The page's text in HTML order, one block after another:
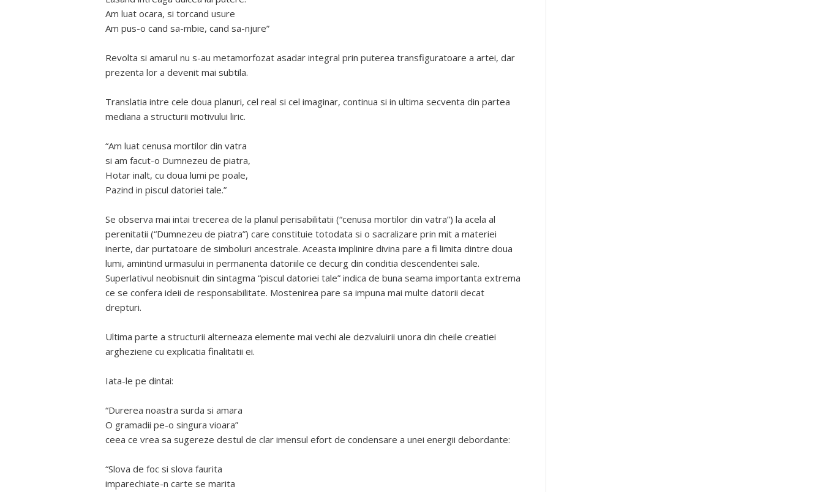
Am luat ocara, si torcand usure
Am pus-o cand sa-mbie, cand sa-njure”
Revolta si amarul nu s-au metamorfozat asadar integral prin puterea transfiguratoare a artei, dar
prezenta lor a devenit mai subtila.
Translatia intre cele doua planuri, cel real si cel imaginar, continua si in ultima secventa din partea
mediana a structurii motivului liric.
“Am luat cenusa mortilor din vatra
si am facut-o Dumnezeu de piatra,
Hotar inalt, cu doua lumi pe poale,
Pazind in piscul datoriei tale.”
Se observa mai intai trecerea de la planul perisabilitatii (“cenusa mortilor din vatra”) la acela al
perenitatii (“Dumnezeu de piatra”) care constituie totodata si o sacralizare prin mit a materiei
inerte, dar purtatoare de simboluri ancestrale. Aceasta implinire divina pare a fi limita dintre doua
lumi, amintind urmasului in permanenta datoriile ce decurg din conditia descendentei sale.
Superlativul neobisnuit din sintagma “piscul datoriei tale” indica de buna seama importanta extrema
ce se confera ideii de responsabilitate. Mostenirea pare sa impuna mai multe datorii decat
drepturi.
Ultima parte a structurii alterneaza elemente mai vechi ale dezvaluirii unora din cheile creatiei
argheziene cu explicatia finalitatii ei.
Iata-le pe dintai:
“Durerea noastra surda si amara
O gramadii pe-o singura vioara”
ceea ce vrea sa sugereze destul de clar imensul efort de condensare a unei energii debordante:
“Slova de foc si slova faurita
imparechiate-n carte se marita